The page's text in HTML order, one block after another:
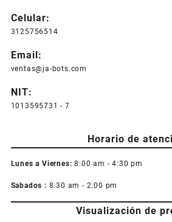
Celular:
3125756514
Email:
ventas@ja-bots.com
NIT:
1013595731 - 7
Horario de
Lunes a Viernes: 8:00 am - 4:30 pm
Sabados : 8:30 am - 2:00 pm
Visualización de